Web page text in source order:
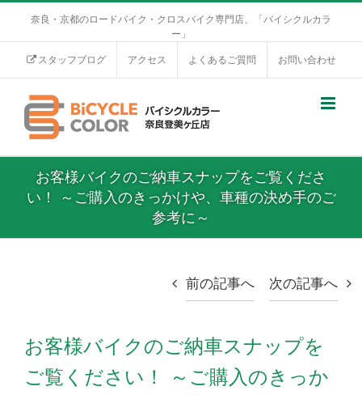
奈良・京都のロードバイク・クロスバイク専門店、「バイシクルカラ
ー」
スタッフブログ アクセス よくあるご質問 お問い合わせ
お客様バイクのご納車スナップをご覧くださ
い！ ～ご購入のきっかけや、車種の決め手のご
参考に～
前の記事へ 次の記事へ
お客様バイクのご納車スナップを
ご覧ください！ ～ご購入のきっか